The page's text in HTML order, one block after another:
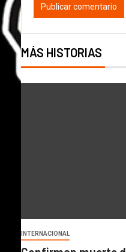
MÁS HISTORIAS
INTERNACIONAL